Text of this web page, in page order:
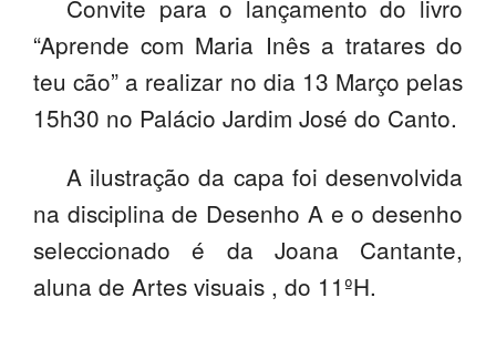
ESAQ
@parlamentodosjovens_esaq
@esaq.erasmus
@oficina.do.largo
@clube_robotica.esaq
ESCOLA
Convite para o lançamento do livro
“Aprende com Maria Inês a tratares do
teu cão” a realizar no dia 13 Março pelas
15h30 no Palácio Jardim José do Canto.
A ilustração da capa foi desenvolvida
na disciplina de Desenho A e o desenho
seleccionado é da Joana Cantante,
aluna de Artes visuais , do 11ºH.